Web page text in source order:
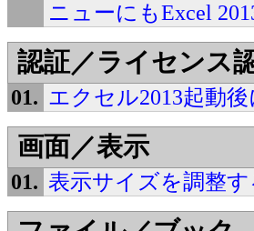
ニューにもExcel
認証／ライセンス
エクセル2013起動
画面／表示
表示サイズを調整